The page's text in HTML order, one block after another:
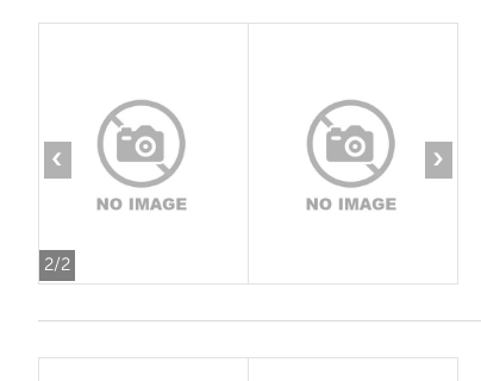
2/2
‹ ›